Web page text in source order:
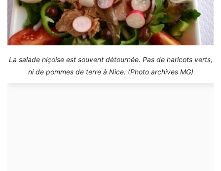
La salade niçoise est souvent détournée. Pas de haricots verts,
ni de pommes de terre à Nice. (Photo archives MG)